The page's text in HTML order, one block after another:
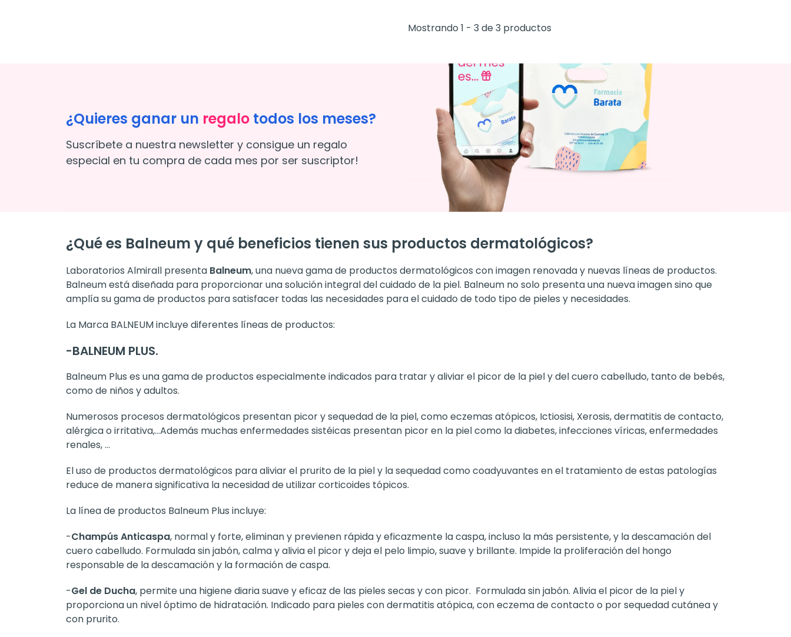
Mostrando 1 - 3 de 3 productos
¿Quieres ganar un regalo todos los meses?
Suscríbete a nuestra newsletter y consigue un regalo
especial en tu compra de cada mes por ser suscriptor!
¿Qué es Balneum y qué beneficios tienen sus productos dermatológicos?
Laboratorios Almirall presenta Balneum, una nueva gama de productos dermatológicos con imagen renovada y nuevas líneas de productos.
Balneum está diseñada para proporcionar una solución integral del cuidado de la piel. Balneum no solo presenta una nueva imagen sino que
amplía su gama de productos para satisfacer todas las necesidades para el cuidado de todo tipo de pieles y necesidades.
La Marca BALNEUM incluye diferentes líneas de productos:
-BALNEUM PLUS.
Balneum Plus es una gama de productos especialmente indicados para tratar y aliviar el picor de la piel y del cuero cabelludo, tanto de bebés,
como de niños y adultos.
Numerosos procesos dermatológicos presentan picor y sequedad de la piel, como eczemas atópicos, Ictiosisi, Xerosis, dermatitis de contacto,
alérgica o irritativa,…Además muchas enfermedades sistéicas presentan picor en la piel como la diabetes, infecciones víricas, enfermedades
renales, …
El uso de productos dermatológicos para aliviar el prurito de la piel y la sequedad como coadyuvantes en el tratamiento de estas patologías
reduce de manera significativa la necesidad de utilizar corticoides tópicos.
La línea de productos Balneum Plus incluye:
-Champús Anticaspa, normal y forte, eliminan y previenen rápida y eficazmente la caspa, incluso la más persistente, y la descamación del
cuero cabelludo. Formulada sin jabón, calma y alivia el picor y deja el pelo limpio, suave y brillante. Impide la proliferación del hongo
responsable de la descamación y la formación de caspa.
-Gel de Ducha, permite una higiene diaria suave y eficaz de las pieles secas y con picor. Formulada sin jabón. Alivia el picor de la piel y
proporciona un nivel óptimo de hidratación. Indicado para pieles con dermatitis atópica, con eczema de contacto o por sequedad cutánea y
con prurito.